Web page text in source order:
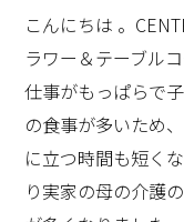
様々な専門誌、専
能やデザイン性に
つまでも続きまし
と言う事が良くわ
も、お料理を作る
うわけではありま
こんにちは 。
ラワー＆テーブル
仕事がもっぱらで
の食事が多いため
に立つ時間も短く
り実家の母の介護